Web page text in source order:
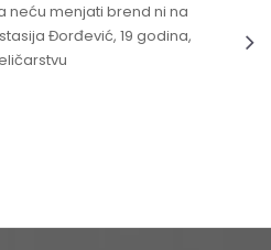
menjati brend ni na
Đorđević, 19 godina,